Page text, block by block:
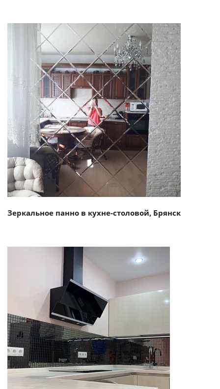
Смотреть проект
Зеркальное панно в кухне-столовой, Брянск
Смотреть проект